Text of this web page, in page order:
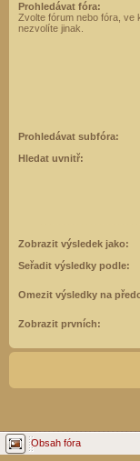
Prohledávat fóra:
Zvolte fórum nebo fóra, ve
nezvolíte jinak.
Prohledávat subfóra:
Hledat uvnitř:
Zobrazit výsledek jako:
Seřadit výsledky podle:
Omezit výsledky na
Zobrazit prvních:
Obsah fóra